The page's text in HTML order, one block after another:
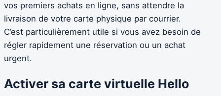
vos premiers achats en ligne, sans attendre la
livraison de votre carte physique par courrier.
C’est particulièrement utile si vous avez besoin de
régler rapidement une réservation ou un achat
urgent.
Activer sa carte virtuelle Hello